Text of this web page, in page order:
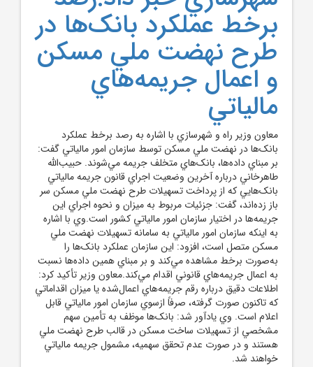
برخط عملکرد بانک‌ها در
طرح نهضت ملي مسکن
و اعمال جريمه‌هاي
مالياتي
معاون وزير راه و شهرسازي با اشاره به رصد برخط عملکرد
بانک‌ها در نهضت ملي مسکن توسط سازمان امور مالياتي گفت:
بر مبناي داده‌ها، بانک‌هاي متخلف جريمه مي‌شوند. حبيب‌الله
طاهرخاني درباره آخرين وضعيت اجراي قانون جريمه مالياتي
بانک‌هايي که از پرداخت تسهيلات طرح نهضت ملي مسکن سر
باز زده‌اند، گفت: جزئيات مربوط به ميزان و نحوه اجراي اين
جريمه‌ها در اختيار سازمان امور مالياتي کشور است.وي با اشاره
به اينکه سازمان امور مالياتي به سامانه تسهيلات نهضت ملي
مسکن متصل است، افزود: اين سازمان عملکرد بانک‌ها را
به‌صورت برخط مشاهده مي‌کند و بر مبناي همين داده‌ها نسبت
به اعمال جريمه‌هاي قانوني اقدام مي‌‌کند.معاون وزير تأکيد کرد:
اطلاعات دقيق درباره رقم جريمه‌هاي اعمال‌شده يا ميزان اقداماتي
که تاکنون صورت گرفته، صرفاً ازسوي سازمان امور مالياتي قابل
اعلام است. وي يادآور شد: بانک‌ها موظف به تأمين سهم
مشخصي از تسهيلات ساخت مسکن در قالب طرح نهضت ملي
هستند و در صورت عدم تحقق سهميه، مشمول جريمه مالياتي
خواهند شد.